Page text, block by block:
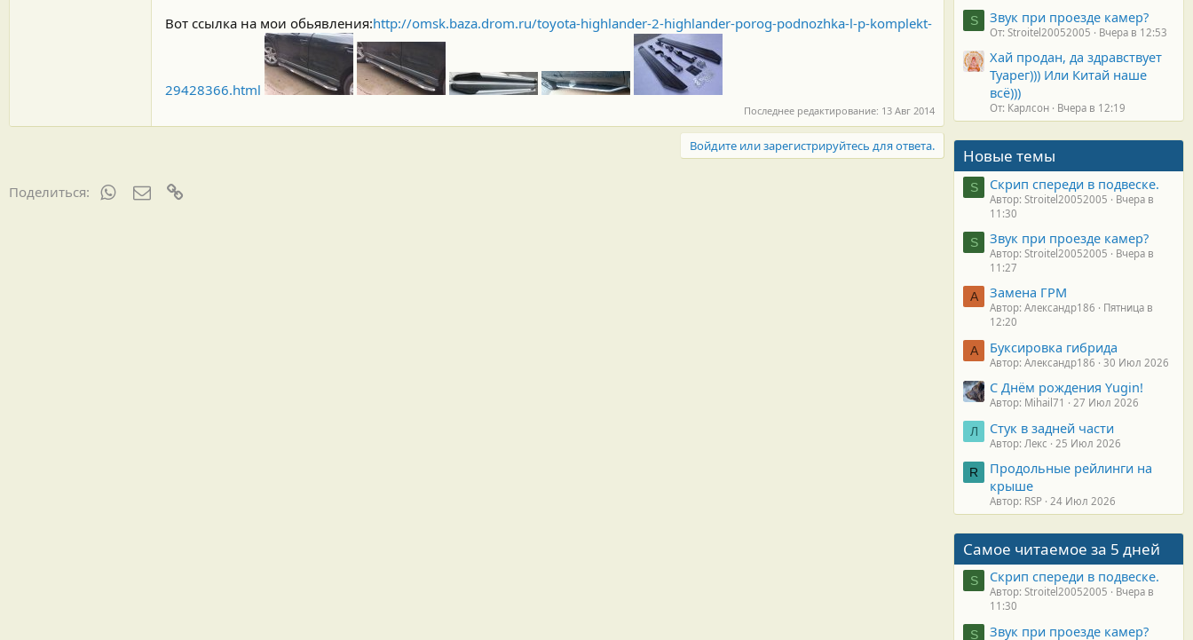
Вот ссылка на мои обьявления:http://omsk.baza.drom.ru/toyota-highlander-2-highlander-porog-podnozhka-l-p-komplekt-
29428366.html
Последнее редактирование: 13 Авг 2014
Войдите или зарегистрируйтесь для ответа.
Поделиться: WhatsAppЭлектронная почта
S Звук при проезде камер?
От: Stroitel20052005 Вчера в 12:53
Хай продан, да здравствует
Туарег))) Или Китай наше
всё)))
От: Карлсон Вчера в 12:19
Новые темы
S Скрип спереди в подвеске.
Автор: Stroitel20052005
Вчера в
11:30
S Звук при проезде камер?
Автор: Stroitel20052005
Вчера в
11:27
А Замена ГРМ
Автор: Александр186
Пятница в
12:20
А Буксировка гибрида
Автор: Александр186 30 Июл 2026
С Днём рождения Yugin!
Автор: Mihail71 27 Июл 2026
Л Стук в задней части
Автор: Лекс 25 Июл 2026
R
Продольные рейлинги на
крыше
Автор: RSP 24 Июл 2026
Самое читаемое за 5 дней
S Скрип спереди в подвеске.
Автор: Stroitel20052005
Вчера в
11:30
S Звук при проезде камер?